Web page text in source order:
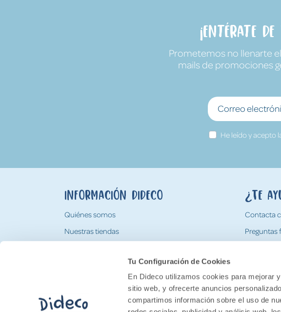
Tu Configuración de Cookies
En Dideco utilizamos cookies para mejorar
sitio web, y ofrecerte anuncios
compartimos información sobre el uso de
¡Entérate
Prometemos no llenarte
mails de promociones
He leído y acepto
Información Dideco
Quiénes somos
Nuestras tiendas
Tarjeta Regalo Dideco
¿Te
Contacta
Preguntas